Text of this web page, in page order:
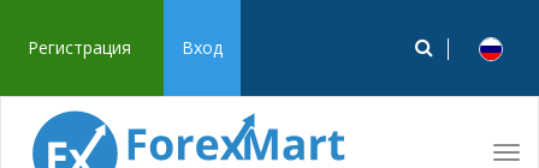
Регистрация Вход